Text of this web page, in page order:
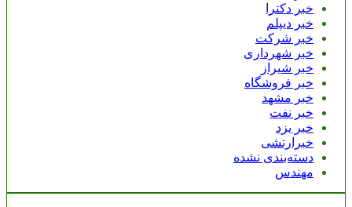
خبر دکترا
خبر دیپلم
خبر شرکت
خبر شهرداری
خبر شیراز
خبر فروشگاه
خبر مشهد
خبر نفت
خبر یزد
خبرارتشی
دسته‌بندی نشده
مهندس